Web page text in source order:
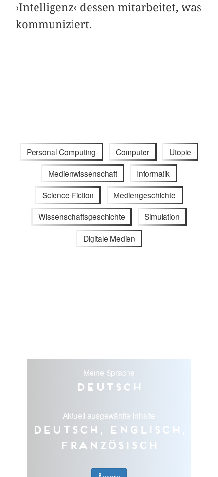
›Intelligenz‹ dessen mitarbeitet, was
kommuniziert.
Personal Computing Computer Utopie
Medienwissenschaft Informatik
Science Fiction Mediengeschichte
Wissenschaftsgeschichte Simulation
Digitale Medien
Meine Sprache
Deutsch
Aktuell ausgewählte Inhalte
Deutsch, Englisch,
Französisch